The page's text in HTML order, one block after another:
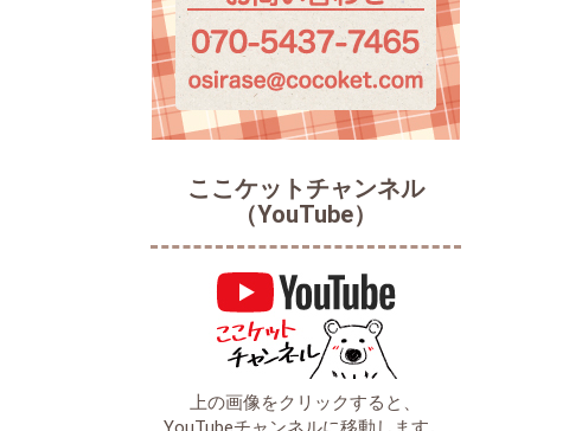
ここケットチャンネル
（YouTube）
上の画像をクリックすると、